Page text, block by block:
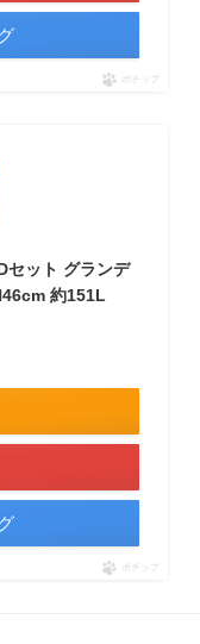
ポチップ
セット グランデ
約151L
ポチップ